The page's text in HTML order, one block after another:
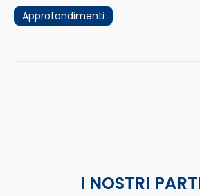
Approfondimenti
I NOSTRI